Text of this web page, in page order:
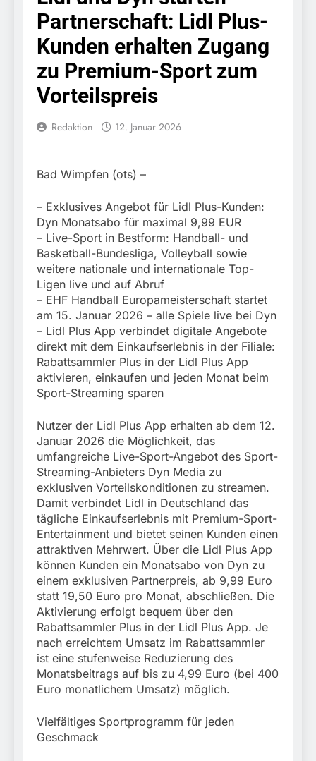
Knopfdruck / Schnelle
Festnahme nach
sexueller Belästigung
7. August 2026
Bundespolizeidirektion
München: Bundespolizei
kontrolliert
grenzüberschreitenden
Verkehr / Waffenfund im
Fahrzeug
7. August 2026
Bundespolizeidirektion
München: Schneller
festgenommen als die
beendet / Bundespolizei
fest
6. August 2026
München: Ausgesetzte
Tierheim übernimmt
Schrotthändler
Euro Sozialleistungen
Ermittlungen der
Finanzkontrolle
Schwarzarbeit führen zu
rechtskräftiger
Verurteilung wegen
Betrugs
Bundespolizeidirektion
München: Europaweit
gesuchtes Mitglied einer
kriminellen Vereinigung
geht ins Netz –
Bundespolizei vollstreckt
europäischen
Auslieferungshaftbefehl
6. August 2026
Bundespolizeidirektion
München: Update zu den
Einsatzmaßnahmen der
Bundespolizei in
Saarbrücken
5. August 2026
Bundespolizeidirektion
München:
Beinahekollision an
Bahnübergang in Aubing
/ Bundespolizei ermittelt
wegen gefährlichen
Eingriffs in den
Bahnverkehr
5. August 2026
Partnerschaft: Lidl Plus-
Kunden erhalten Zugang
zu Premium-Sport zum
Vorteilspreis
Redaktion 12. Januar 2026
Bad Wimpfen (ots) –
– Exklusives Angebot für Lidl Plus-Kunden:
Dyn Monatsabo für maximal 9,99 EUR
– Live-Sport in Bestform: Handball- und
Basketball-Bundesliga, Volleyball sowie
weitere nationale und internationale Top-
Ligen live und auf Abruf
– EHF Handball Europameisterschaft startet
am 15. Januar 2026 – alle Spiele live bei Dyn
– Lidl Plus App verbindet digitale Angebote
direkt mit dem Einkaufserlebnis in der Filiale:
Rabattsammler Plus in der Lidl Plus App
aktivieren, einkaufen und jeden Monat beim
Sport-Streaming sparen
Nutzer der Lidl Plus App erhalten ab dem 12.
Januar 2026 die Möglichkeit, das
umfangreiche Live-Sport-Angebot des Sport-
Streaming-Anbieters Dyn Media zu
exklusiven Vorteilskonditionen zu streamen.
Damit verbindet Lidl in Deutschland das
tägliche Einkaufserlebnis mit Premium-Sport-
Entertainment und bietet seinen Kunden einen
attraktiven Mehrwert. Über die Lidl Plus App
können Kunden ein Monatsabo von Dyn zu
einem exklusiven Partnerpreis, ab 9,99 Euro
statt 19,50 Euro pro Monat, abschließen. Die
Aktivierung erfolgt bequem über den
Rabattsammler Plus in der Lidl Plus App. Je
nach erreichtem Umsatz im Rabattsammler
ist eine stufenweise Reduzierung des
Monatsbeitrags auf bis zu 4,99 Euro (bei 400
Euro monatlichem Umsatz) möglich.
Vielfältiges Sportprogramm für jeden
Geschmack